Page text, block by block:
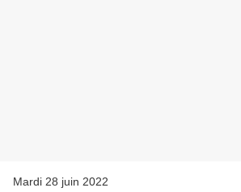
Mardi 28 juin 2022